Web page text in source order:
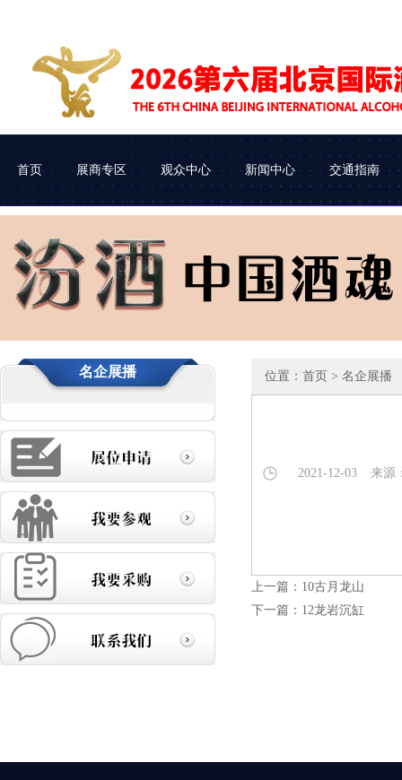
首页
展会介绍 组织机构
展商专区
参展申请 参展流程
车辆进馆
观众中心
企业查询 观众类别
新闻中心 交通指南
名企展播 位置： 首页 > 名企展播
2021-12-03 来源
上一篇： 10古月龙山
下一篇： 12龙岩沉缸